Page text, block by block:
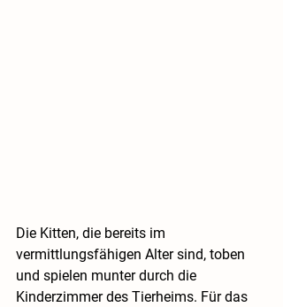
Die Kitten, die bereits im
vermittlungsfähigen Alter sind, toben
und spielen munter durch die
Kinderzimmer des Tierheims. Für das